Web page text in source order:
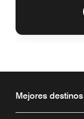
Mejores destinos